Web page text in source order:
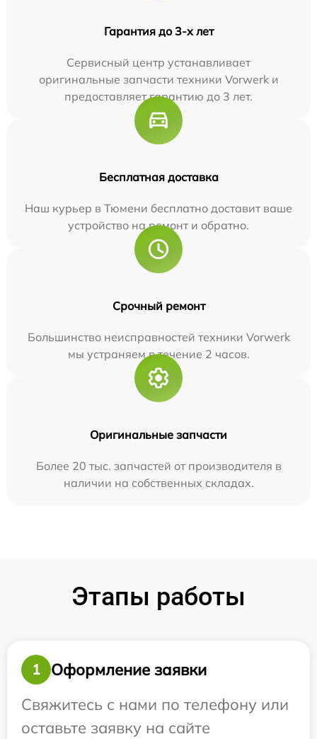
Гарантия до 3-х лет
Сервисный центр устанавливает
оригинальные запчасти техники Vorwerk и
предоставляет гарантию до 3 лет.
Бесплатная доставка
Наш курьер в Тюмени бесплатно доставит ваше
устройство на ремонт и обратно.
Срочный ремонт
Большинство неисправностей техники Vorwerk
мы устраняем в течение 2 часов.
Оригинальные запчасти
Более 20 тыс. запчастей от производителя в
наличии на собственных складах.
Этапы работы
1
Оформление заявки
Свяжитесь с нами по телефону или
оставьте заявку на сайте